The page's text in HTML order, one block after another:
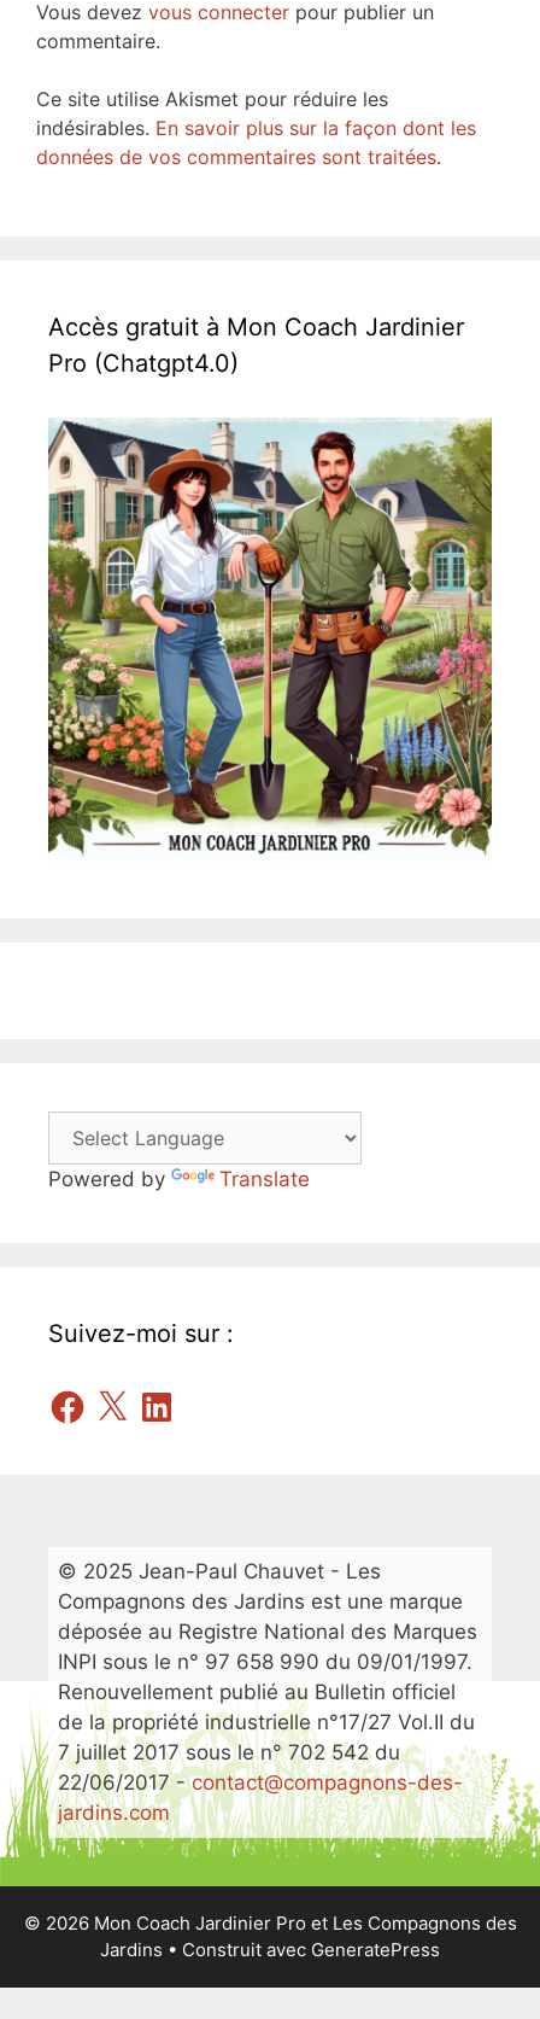
Vous devez vous connecter pour publier un
commentaire.
Ce site utilise Akismet pour réduire les
indésirables. En savoir plus sur la façon dont les
données de vos commentaires sont traitées.
Accès gratuit à Mon Coach Jardinier
Pro (Chatgpt4.0)
Powered by Translate
Suivez-moi sur :
Facebook
X LinkedIn
© 2025 Jean-Paul Chauvet - Les
Compagnons des Jardins est une marque
déposée au Registre National des Marques
INPI sous le n° 97 658 990 du 09/01/1997.
Renouvellement publié au Bulletin officiel
de la propriété industrielle n°17/27 Vol.II du
7 juillet 2017 sous le n° 702 542 du
22/06/2017 -contact@compagnons-des-
jardins.com
© 2026 Mon Coach Jardinier Pro et Les Compagnons des
Jardins • Construit avec GeneratePress